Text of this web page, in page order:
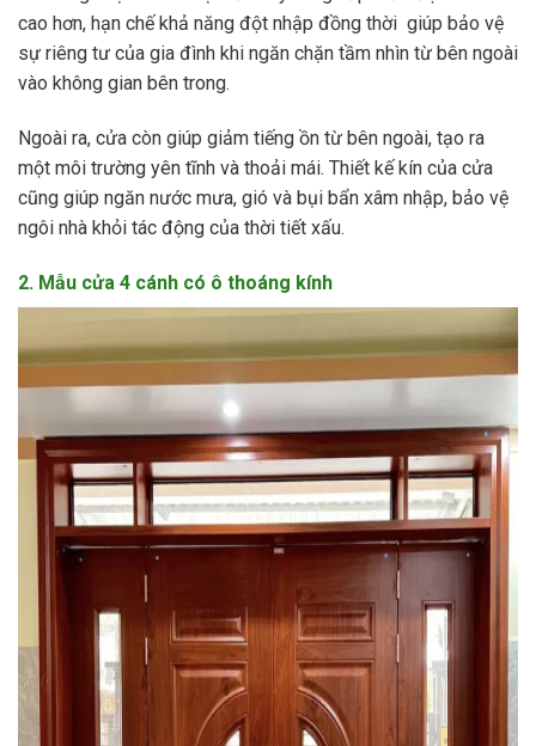
cao hơn, hạn chế khả năng đột nhập đồng thời giúp bảo vệ
sự riêng tư của gia đình khi ngăn chặn tầm nhìn từ bên ngoài
vào không gian bên trong.
Ngoài ra, cửa còn giúp giảm tiếng ồn từ bên ngoài, tạo ra
một môi trường yên tĩnh và thoải mái. Thiết kế kín của cửa
cũng giúp ngăn nước mưa, gió và bụi bẩn xâm nhập, bảo vệ
ngôi nhà khỏi tác động của thời tiết xấu.
2. Mẫu cửa 4 cánh có ô thoáng kính